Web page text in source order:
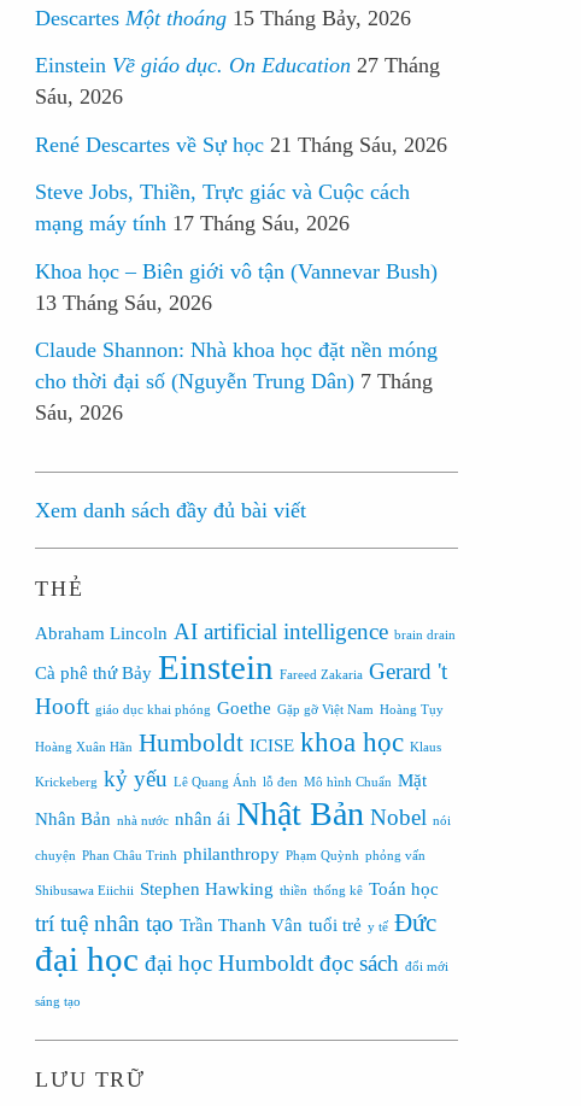
Descartes Một thoáng 15 Tháng Bảy, 2026
Einstein Về giáo dục. On Education 27 Tháng
Sáu, 2026
René Descartes về Sự học 21 Tháng Sáu, 2026
Steve Jobs, Thiền, Trực giác và Cuộc cách
mạng máy tính 17 Tháng Sáu, 2026
Khoa học – Biên giới vô tận (Vannevar Bush)
13 Tháng Sáu, 2026
Claude Shannon: Nhà khoa học đặt nền móng
cho thời đại số (Nguyễn Trung Dân) 7 Tháng
Sáu, 2026
Xem danh sách đầy đủ bài viết
THẺ
Abraham Lincoln AI artificial intelligence brain drain
Cà phê thứ Bảy Einstein Fareed Zakaria Gerard 't
Hooft giáo dục khai phóng Goethe Gặp gỡ Việt Nam Hoàng Tụy
Hoàng Xuân Hãn Humboldt ICISE khoa học Klaus
Krickeberg kỷ yếu Lê Quang Ánh lỗ đen Mô hình Chuẩn Mặt
Nhân Bản nhà nước nhân ái Nhật Bản Nobel nói
chuyện Phan Châu Trinh philanthropy Phạm Quỳnh phỏng vấn
Shibusawa Eiichii Stephen Hawking thiền thống kê Toán học
trí tuệ nhân tạo Trần Thanh Vân tuổi trẻ y tế Đức
đại học đại học Humboldt đọc sách đổi mới
sáng tạo
LƯU TRỮ